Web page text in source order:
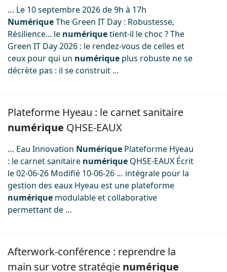
… Le 10 septembre 2026 de 9h à 17h
NumériqueThe Green IT Day : Robustesse,
Résilience... le numériquetient-il le choc ? The
Green IT Day 2026 : le rendez-vous de celles et
ceux pour qui un numérique plus robuste ne se
décrète pas : il se construit …
Image
Plateforme Hyeau : le carnet sanitaire
numérique QHSE-EAUX
… Eau Innovation Numérique Plateforme Hyeau
: le carnet sanitaire numérique QHSE-EAUX Écrit
le 02-06-26 Modifié 10-06-26 … intégrale pour la
gestion des eaux Hyeau est une plateforme
numérique modulable et collaborative
permettant de …
Image
Afterwork-conférence : reprendre la
main sur votre stratégie numérique